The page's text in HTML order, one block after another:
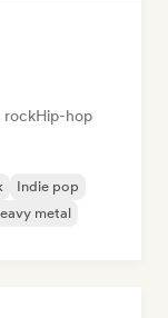
rockHip-hop
Indie pop
metal